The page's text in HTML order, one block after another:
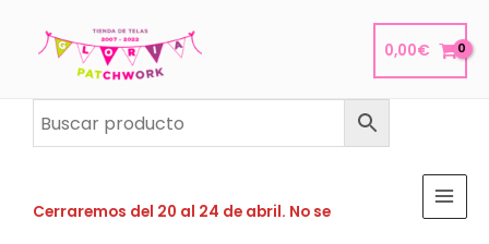
0,00€
Cerraremos del 20 al 24 de abril. No se